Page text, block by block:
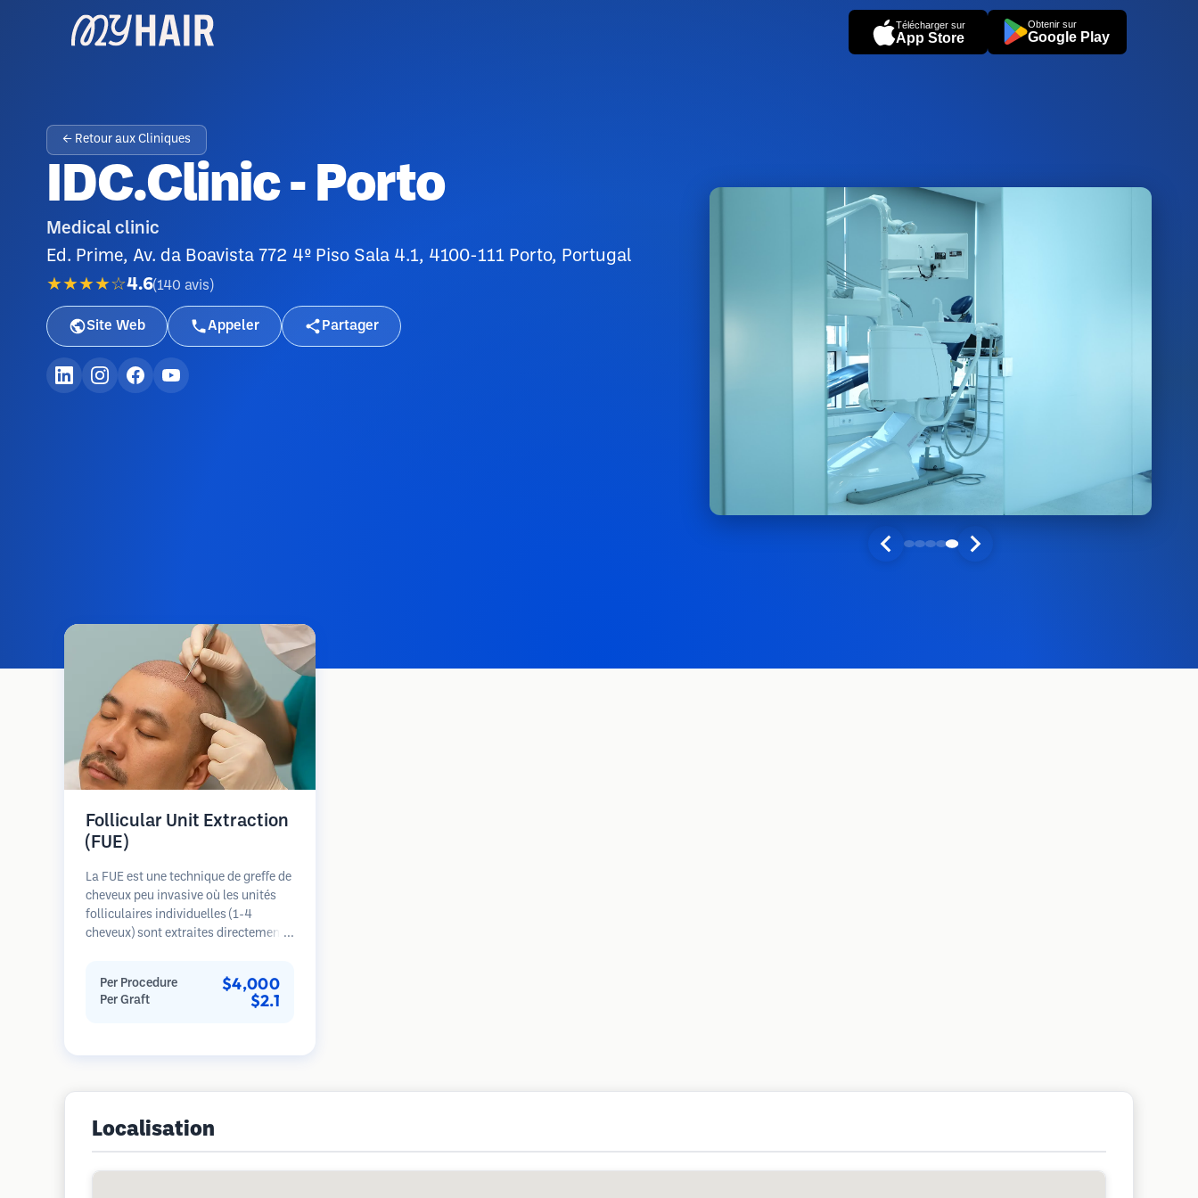
Télécharger sur
App Store
Obtenir sur
Google Play
← Retour aux Cliniques
IDC.Clinic - Porto
Medical clinic
Ed. Prime, Av. da Boavista 772 4º Piso Sala 4.1, 4100-111 Porto, Portugal
★★★★☆4.6(140 avis )
Site Web Appeler Partager
Follicular Unit Extraction
(FUE)
La FUE est une technique de greffe de
cheveux peu invasive où les unités
folliculaires individuelles (1-4
cheveux) sont extraites directement
follicules sont ensuite implantés
dans les sites receveurs des zones
Per Procedure $4,000
Per Graft $2.1
Localisation